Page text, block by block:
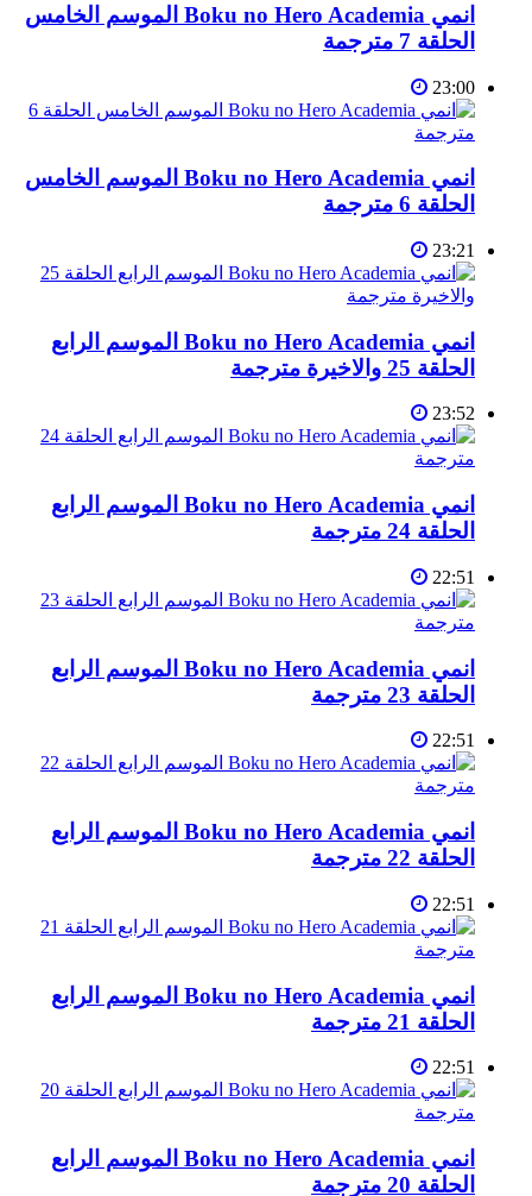
انمي Boku no Hero Academia الموسم الخامس
الحلقة 7 مترجمة
23:00
انمي Boku no Hero Academia الموسم الخامس
الحلقة 6 مترجمة
23:21
انمي Boku no Hero Academia الموسم الرابع
الحلقة 25 والاخيرة مترجمة
23:52
انمي Boku no Hero Academia الموسم الرابع
الحلقة 24 مترجمة
22:51
انمي Boku no Hero Academia الموسم الرابع
الحلقة 23 مترجمة
22:51
انمي Boku no Hero Academia الموسم الرابع
الحلقة 22 مترجمة
22:51
انمي Boku no Hero Academia الموسم الرابع
الحلقة 21 مترجمة
22:51
انمي Boku no Hero Academia الموسم الرابع
الحلقة 20 مترجمة